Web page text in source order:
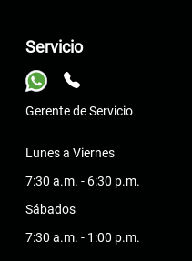
Servicio
Gerente de Servicio
Lunes a Viernes
7:30 a.m. - 6:30 p.m.
Sábados
7:30 a.m. - 1:00 p.m.